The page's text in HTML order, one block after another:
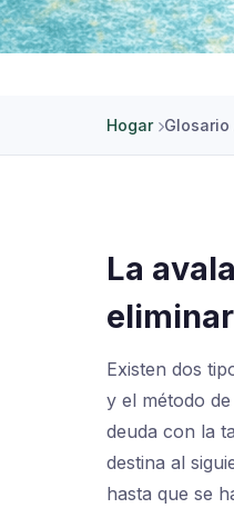
Hogar
La
Existen dos
y el método
deuda con la
destina al
hasta que se